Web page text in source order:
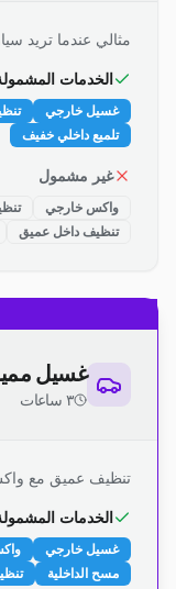
مثالي عندما تريد
الخدمات
غسيل خارجي
تلميع داخلي خفيف
غير مشمول
واكس خارجي
تنظيف داخل عميق
غسيل
٣ ساعات
تنظيف عميق مع
الخدمات
غسيل خارجي
مسح الداخلية